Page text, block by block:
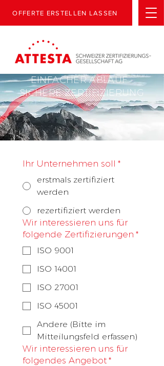
OFFERTE ERSTELLEN LASSEN
EINFACHER ABLAUF -
SICHERE ZERTIFIZIERUNG
Ihr Unternehmen soll *
erstmals zertifiziert
werden
rezertifiziert werden
Wir interessieren uns für
folgende Zertifizierungen *
ISO 9001
ISO 14001
ISO 27001
ISO 45001
Andere (Bitte im
Mitteilungsfeld erfassen)
Wir interessieren uns für
folgendes Angebot *